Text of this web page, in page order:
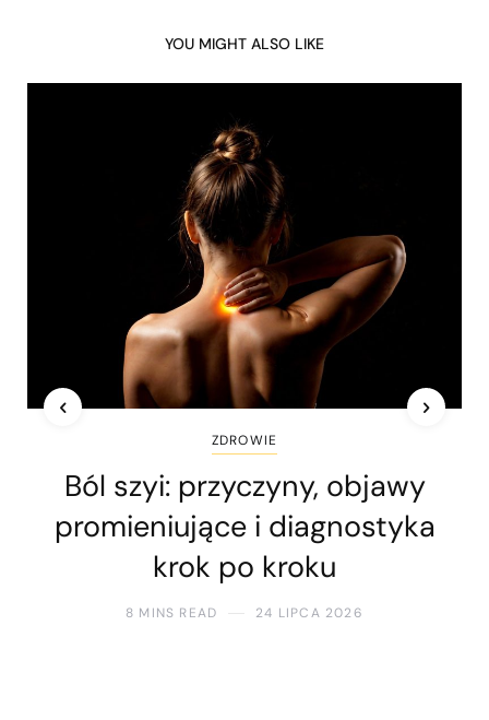
YOU MIGHT ALSO LIKE
ZDROWIE
Ból szyi: przyczyny, objawy
promieniujące i diagnostyka
krok po kroku
8 MINS READ 24 LIPCA 2026